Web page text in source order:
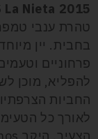
La Nieta 2015
בחבית. יין
פרחוניים
להפליא, מוכן
החביות
לאורך כל